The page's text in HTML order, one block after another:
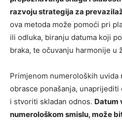
razvoju strategija za
ova metoda može pomoći pri
ili odluka, biranju datuma koji
braka, te očuvanju harmonije u
Primjenom numeroloških
obrasce ponašanja,
i stvoriti skladan odnos. Datum
numerološkom smislu, može